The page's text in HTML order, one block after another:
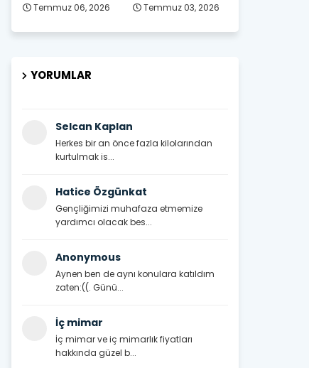
Temmuz 06, 2026 Temmuz 03, 2026
YORUMLAR
Selcan Kaplan
Herkes bir an önce fazla kilolarından
kurtulmak is...
Hatice Özgünkat
Gençliğimizi muhafaza etmemize
yardımcı olacak bes...
Anonymous
Aynen ben de aynı konulara katıldım
zaten:((. Günü...
İç mimar
İç mimar ve iç mimarlık fiyatları
hakkında güzel b...